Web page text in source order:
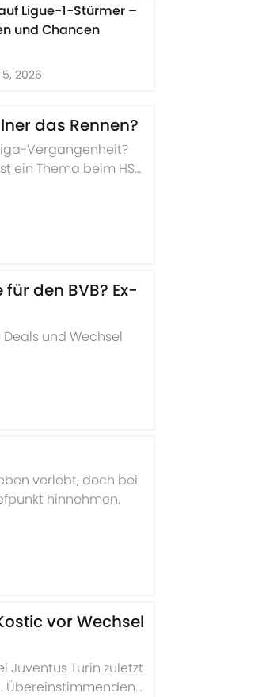
Ligue-1-Stürmer –
und Chancen
2026
das Rennen?
Vergangenheit?
ein Thema beim HSV
den BVB? Ex-
und Wechsel
verlebt, doch bei
hinnehmen.
vor Wechsel
Juventus Turin zuletzt
Übereinstimmenden